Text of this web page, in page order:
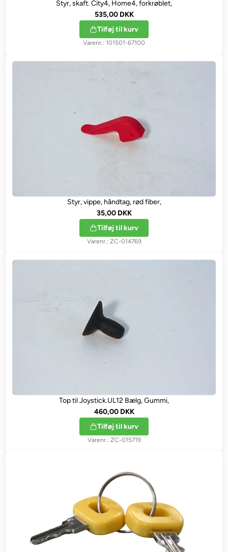
Styr, skaft. City4, Home4, forkrøblet,
535,00 DKK
Tilføj til kurv
101501-67100
Styr, vippe, håndtag, rød fiber,
35,00 DKK
Tilføj til kurv
ZC-014769
Top til Joystick.UL12 Bælg, Gummi,
460,00 DKK
Tilføj til kurv
ZC-015719